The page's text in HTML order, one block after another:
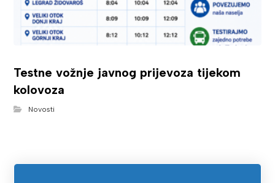
Testne vožnje javnog prijevoza tijekom
kolovoza
Novosti